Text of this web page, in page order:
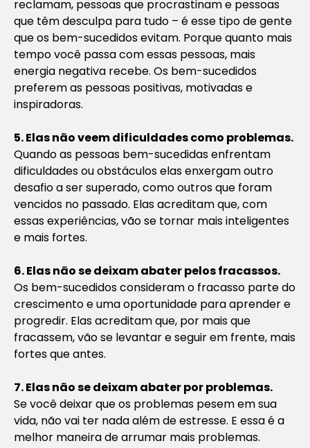
reclamam, pessoas que procrastinam e pessoas
que têm desculpa para tudo – é esse tipo de gente
que os bem-sucedidos evitam. Porque quanto mais
tempo você passa com essas pessoas, mais
energia negativa recebe. Os bem-sucedidos
preferem as pessoas positivas, motivadas e
inspiradoras.
5. Elas não veem dificuldades como problemas.
Quando as pessoas bem-sucedidas enfrentam
dificuldades ou obstáculos elas enxergam outro
desafio a ser superado, como outros que foram
vencidos no passado. Elas acreditam que, com
essas experiências, vão se tornar mais inteligentes
e mais fortes.
6. Elas não se deixam abater pelos fracassos.
Os bem-sucedidos consideram o fracasso parte do
crescimento e uma oportunidade para aprender e
progredir. Elas acreditam que, por mais que
fracassem, vão se levantar e seguir em frente, mais
fortes que antes.
7. Elas não se deixam abater por problemas.
Se você deixar que os problemas pesem em sua
vida, não vai ter nada além de estresse. E essa é a
melhor maneira de arrumar mais problemas.